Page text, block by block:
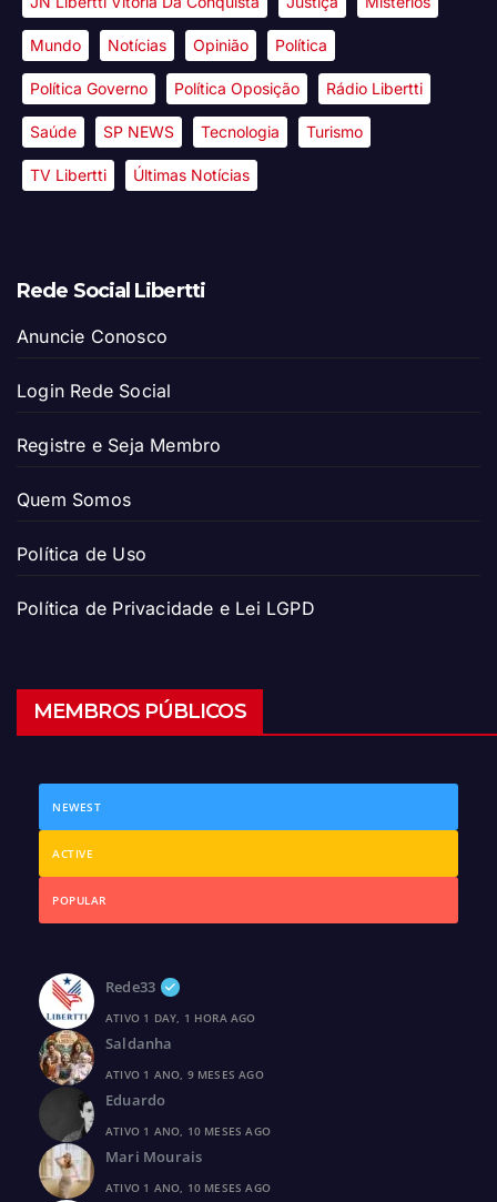
Mundo Notícias Opinião Política
Política Governo Política Oposição Rádio Libertti
Saúde SP NEWS Tecnologia Turismo
TV Libertti Últimas Notícias
Rede Social Libertti
Anuncie Conosco
Login Rede Social
Registre e Seja Membro
Quem Somos
Política de Uso
Política de Privacidade e Lei LGPD
MEMBROS PÚBLICOS
NEWEST
ACTIVE
POPULAR
Rede33
ATIVO 1 DAY, 1 HORA AGO
Saldanha
ATIVO 1 ANO, 9 MESES AGO
Eduardo
ATIVO 1 ANO, 10 MESES AGO
Mari Mourais
ATIVO 1 ANO, 10 MESES AGO